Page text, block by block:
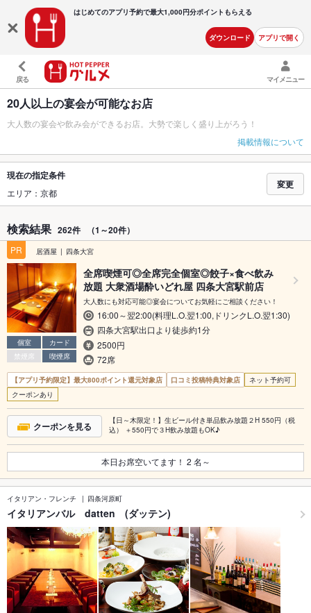
はじめてのアプリ予約で最大1,000円分ポイントもらえる
ダウンロード アプリで開く
戻る マイメニュー
20人以上の宴会が可能なお店
大人数の宴会や飲み会ができるお店。大勢で楽しく盛り上がろう！
掲載情報について
現在の指定条件
エリア：京都
変更
検索結果 262件 （1～20件）
PR 居酒屋 四条大宮
個室
カード
禁煙席
喫煙席
全席喫煙可◎全席完全個室◎餃子×食べ飲み
放題 大衆酒場酔いどれ屋 四条大宮駅前店
大人数にも対応可能◎宴会についてお気軽にご相談ください！
16:00～翌2:00(料理L.O.翌1:00,ドリンクL.O.翌1:30)
四条大宮駅出口より徒歩約1分
2500円
72席
【アプリ予約限定】最大800ポイント還元対象店 口コミ投稿特典対象店
ネット予約可
クーポンあり
クーポンを見る
【日～木限定！】生ビール付き単品飲み放題２H 550円（税
込） ＋550円で３H飲み放題もOK♪
本日お席空いてます！ 2 名～
イタリアン・フレンチ 四条河原町
イタリアンバル datten (ダッテン)